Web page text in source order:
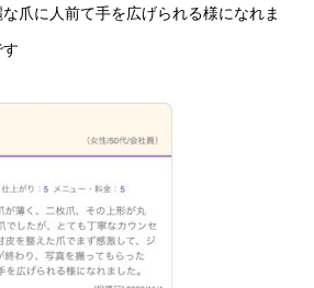
爪に人前て手を広げられる様になれま